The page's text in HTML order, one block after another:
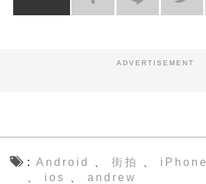
ADVERTISEMENT
Android 街拍 iPhone
ios 、andrew